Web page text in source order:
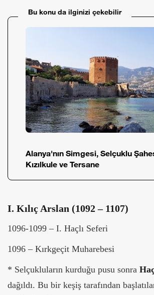
Bu konu da ilginizi çekebilir
Alanya'nın Simgesi, Selçuklu
Kızılkule ve Tersane
I. Kılıç Arslan (1092 – 1107)
1096-1099 – I. Haçlı Seferi
1096 – Kırkgeçit Muharebesi
* Selçukluların kurduğu pusu sonra
dağıldı. Bu bir keşiş tarafından